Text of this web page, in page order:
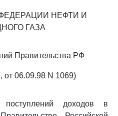
НЕФТИ И
ГАЗА
Правительства РФ
от 06.09.98 N 1069)
доходов в